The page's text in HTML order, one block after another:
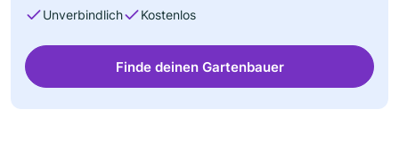
Unverbindlich Kostenlos
Finde deinen Gartenbauer